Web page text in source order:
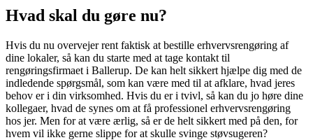
Hvad skal du gøre nu?
Hvis du nu overvejer rent faktisk at bestille erhvervsrengøring af
dine lokaler, så kan du starte med at tage kontakt til
rengøringsfirmaet i Ballerup. De kan helt sikkert hjælpe dig med de
indledende spørgsmål, som kan være med til at afklare, hvad jeres
behov er i din virksomhed. Hvis du er i tvivl, så kan du jo høre dine
kollegaer, hvad de synes om at få professionel erhvervsrengøring
hos jer. Men for at være ærlig, så er de helt sikkert med på den, for
hvem vil ikke gerne slippe for at skulle svinge støvsugeren?